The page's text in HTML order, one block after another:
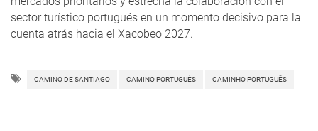
sector turístico portugués en un momento decisivo para la
cuenta atrás hacia el Xacobeo 2027.
CAMINO DE SANTIAGO CAMINO PORTUGUÉS CAMINHO PORTUGUÊS